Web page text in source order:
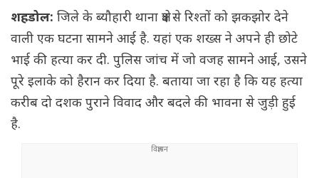
शहडोल: जिले के ब्यौहारी थाना क्षेत्र से रिश्तों को झकझोर देने
वाली एक घटना सामने आई है. यहां एक शख्स ने अपने ही छोटे
भाई की हत्या कर दी. पुलिस जांच में जो वजह सामने आई, उसने
पूरे इलाके को हैरान कर दिया है. बताया जा रहा है कि यह हत्या
करीब दो दशक पुराने विवाद और बदले की भावना से जुड़ी हुई
है.